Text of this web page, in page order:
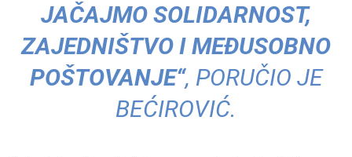
JAČAJMO SOLIDARNOST,
ZAJEDNIŠTVO I MEĐUSOBNO
POŠTOVANJE“, PORUČIO JE
BEĆIROVIĆ.